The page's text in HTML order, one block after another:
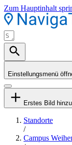
Zum Hauptinhalt
Einstellungsmenü
Erstes Bild
Standorte
/
Campus